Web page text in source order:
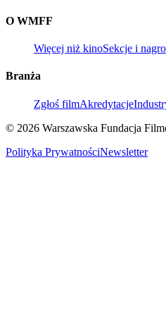
O WMFF
Więcej niż kinoSekcje i
Branża
Zgłoś filmAkredytacje
© 2026 Warszawska Fundacja
Polityka PrywatnościNewsletter